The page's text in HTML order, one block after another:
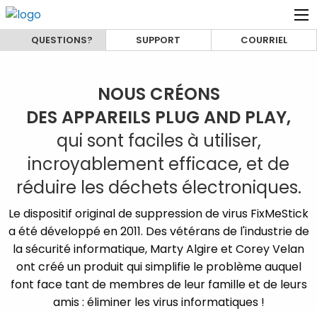
QUESTIONS? SUPPORT COURRIEL
NOUS CRÉONS
DES APPAREILS PLUG AND PLAY,
qui sont faciles à utiliser,
incroyablement efficace, et de
réduire les déchets électroniques.
Le dispositif original de suppression de virus FixMeStick
a été développé en 2011. Des vétérans de l'industrie de
la sécurité informatique, Marty Algire et Corey Velan
ont créé un produit qui simplifie le problème auquel
font face tant de membres de leur famille et de leurs
amis : éliminer les virus informatiques !